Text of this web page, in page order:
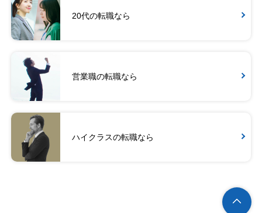
20代の転職なら
営業職の転職なら
ハイクラスの転職なら